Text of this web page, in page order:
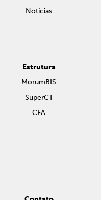
Notícias
Estrutura
MorumBIS
SuperCT
CFA